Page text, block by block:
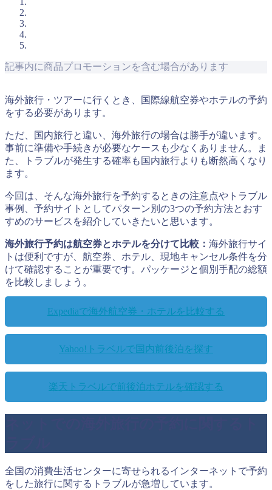
記事内に商品プロモーションを含む場合があります
海外旅行・ツアーに行くとき、国際線航空券やホテルの予約
をする必要があります。
ただ、国内旅行と違い、海外旅行の場合は勝手が違います。
事前に準備や手続きが必要なケースも少なくありません。ま
た、トラブルが発生する確率も国内旅行よりも断然高くなり
ます。
今回は、そんな海外旅行を予約するときの注意点やトラブル
事例、予約サイトとしてパターン別の3つの予約方法とおす
すめのサービスを紹介していきたいと思います。
海外旅行予約は航空券とホテルを分けて比較： 海外旅行サイ
トは便利ですが、航空券、ホテル、現地キャンセル条件を分
けて確認することが重要です。パッケージと個別手配の総額
を比較しましょう。
Expediaで海外航空券・ホテルを比較する
Yahoo!トラベルで国内前後泊を探す
楽天トラベルで前後泊ホテルを確認する
全国の消費生活センターに寄せられるインターネットで予約
をした旅行に関するトラブルが急増しています。